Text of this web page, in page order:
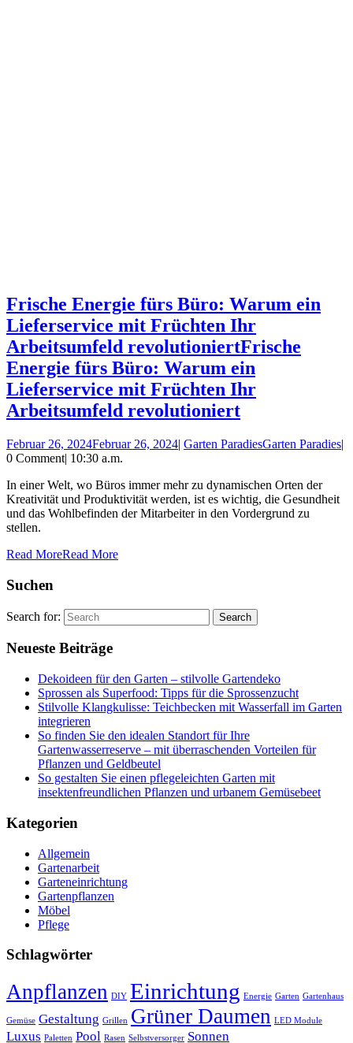
Frische Energie fürs Büro: Warum ein
Lieferservice mit Früchten Ihr
Arbeitsumfeld revolutioniertFrische
Energie fürs Büro: Warum ein
Lieferservice mit Früchten Ihr
Arbeitsumfeld revolutioniert
Februar 26, 2024Februar 26, 2024| Garten ParadiesGarten Paradies|
0 Comment| 10:30 a.m.
In einer Welt, wo Büros immer mehr zu dynamischen Orten der
Kreativität und Produktivität werden, ist es wichtig, die Gesundheit
und das Wohlbefinden der Mitarbeiter in den Vordergrund zu
stellen.
Read MoreRead More
Suchen
Search for:
Neueste Beiträge
Dekoideen für den Garten – stilvolle Gartendeko
Sprossen als Superfood: Tipps für die Sprossenzucht
Stilvolle Klangkulisse: Teichbecken mit Wasserfall im Garten
integrieren
So finden Sie den idealen Standort für Ihre
Gartenwasserreserve – mit überraschenden Vorteilen für
Pflanzen und Geldbeutel
So gestalten Sie einen pflegeleichten Garten mit
insektenfreundlichen Pflanzen und urbanem Gemüsebeet
Kategorien
Allgemein
Gartenarbeit
Garteneinrichtung
Gartenpflanzen
Möbel
Pflege
Schlagwörter
Anpflanzen DIY Einrichtung Energie Garten Gartenhaus
Gemüse Gestaltung Grillen Grüner Daumen LED Module
Luxus Paletten Pool Rasen Selbstversorger Sonnen